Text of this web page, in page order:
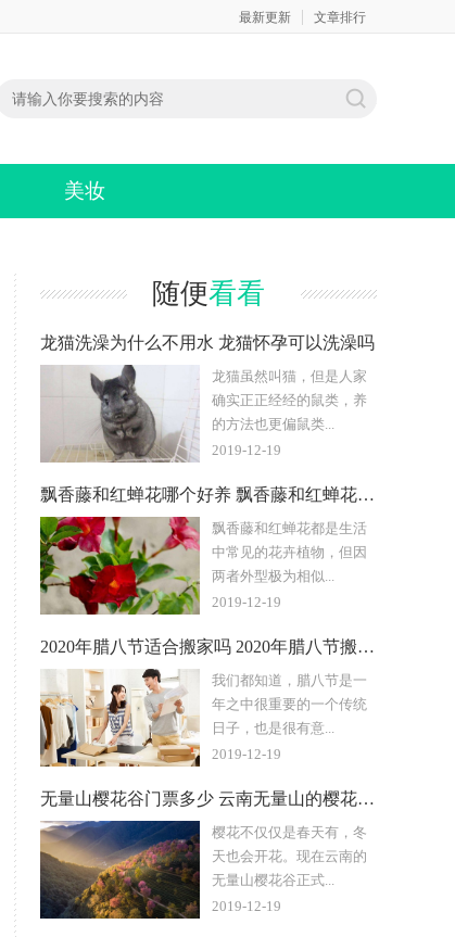
最新更新 文章排行
美妆
随便看看
龙猫洗澡为什么不用水 龙猫怀孕可以洗澡吗
龙猫虽然叫猫，但是人家
确实正正经经的鼠类，养
的方法也更偏鼠类...
2019-12-19
飘香藤和红蝉花哪个好养 飘香藤和红蝉花差别在哪
飘香藤和红蝉花都是生活
中常见的花卉植物，但因
两者外型极为相似...
2019-12-19
2020年腊八节适合搬家吗 2020年腊八节搬家好不好
我们都知道，腊八节是一
年之中很重要的一个传统
日子，也是很有意...
2019-12-19
无量山樱花谷门票多少 云南无量山的樱花什么时候开
樱花不仅仅是春天有，冬
天也会开花。现在云南的
无量山樱花谷正式...
2019-12-19